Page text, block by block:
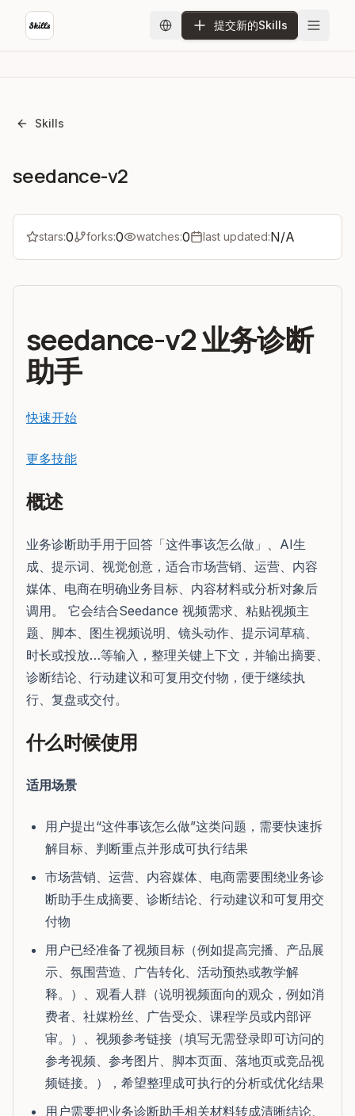
提交新的Skills
Skills
seedance-v2
stars:0 forks:0 watches:0 last updated:N/A
seedance-v2 业务诊断
助手
快速开始
更多技能
概述
业务诊断助手用于回答「这件事该怎么做」、AI生
成、提示词、视觉创意，适合市场营销、运营、内容
媒体、电商在明确业务目标、内容材料或分析对象后
调用。 它会结合Seedance 视频需求、粘贴视频主
题、脚本、图生视频说明、镜头动作、提示词草稿、
时长或投放…等输入，整理关键上下文，并输出摘要、
诊断结论、行动建议和可复用交付物，便于继续执
行、复盘或交付。
什么时候使用
适用场景
用户提出“这件事该怎么做”这类问题，需要快速拆
解目标、判断重点并形成可执行结果
市场营销、运营、内容媒体、电商需要围绕业务诊
断助手生成摘要、诊断结论、行动建议和可复用交
付物
用户已经准备了视频目标（例如提高完播、产品展
示、氛围营造、广告转化、活动预热或教学解
释。）、观看人群（说明视频面向的观众，例如消
费者、社媒粉丝、广告受众、课程学员或内部评
审。）、视频参考链接（填写无需登录即可访问的
参考视频、参考图片、脚本页面、落地页或竞品视
频链接。），希望整理成可执行的分析或优化结果
用户需要把业务诊断助手相关材料转成清晰结论、